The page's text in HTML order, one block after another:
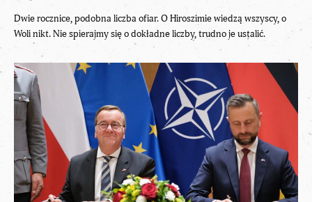
Dwie rocznice, podobna liczba ofiar. O Hiroszimie wiedzą wszyscy, o
Woli nikt. Nie spierajmy się o dokładne liczby, trudno je ustalić.